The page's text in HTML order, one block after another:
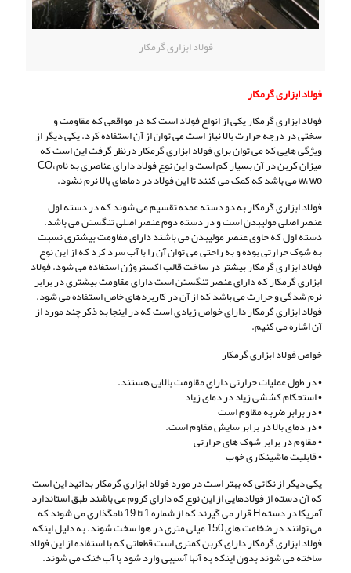
فولاد ابزاری گرمکار
فولاد ابزاری گرمکار
فولاد ابزاری گرمکار یکی از انواع فولاد است که در مواقعی که مقاومت و
سختی در درجه حرارت بالا نیاز است می توان از آن استفاده کرد. یکی دیگر از
ویژگی هایی که می توان برای فولاد ابزاری گرمکار درنظر گرفت این است که
میزان کربن در آن بسیار کم است و این نوع فولاد دارای عناصری به نام CO،
w، wo می باشد که کمک می کنند تا این فولاد در دماهای بالا نرم نشود.
فولاد ابزاری گرمکار به دو دسته عمده تقسیم می شوند که در دسته اول
عنصر اصلی مولیبدن است و در دسته دوم عنصر اصلی تنگستن می باشد.
دسته اول که حاوی عنصر مولیبدن می باشند دارای مفاومت بیشتری نسبت
به شوک حرارتی بوده و به راحتی می توان آن را با آب سرد کرد که از این نوع
فولاد ابزاری گرمکار بیشتر در ساخت قالب اکستروژن استفاده می شود. فولاد
ابزاری گرمکار که دارای عنصر تنگستن است دارای مقاومت بیشتری در برابر
نرم شدگی و حرارت می باشد که از آن در کاربردهای خاص استفاده می شود.
فولاد ابزاری گرمکار دارای خواص زیادی است که در اینجا به ذکر چند مورد از
آن اشاره می کنیم.
خواص فولاد ابزاری گرمکار
• در طول عملیات حرارتی دارای مقاومت بالایی هستند.
• استحکام کششی زیاد در دمای زیاد
• در برابر ضربه مقاوم است
• در دمای بالا در برابر سایش مقاوم است.
• مقاوم در برابر شوک های حرارتی
• قابلیت ماشینکاری خوب
یکی دیگر از نکاتی که بهتر است در مورد فولاد ابزاری گرمکار بدانید این است
که آن دسته از فولادهایی از این نوع که دارای کروم می باشند طبق استاندارد
آمریکا در دسته H قرار می گیرند که از شماره 1 تا 19 نامگذاری می شوند که
می توانند در ضخامت های 150 میلی متری در هوا سخت شوند. به دلیل اینکه
فولاد ابزاری گرمکار دارای کربن کمتری است قطعاتی که با استفاده از این فولاد
ساخته می شوند بدون اینکه به آنها آسیبی وارد شود با آب خنک می شوند.